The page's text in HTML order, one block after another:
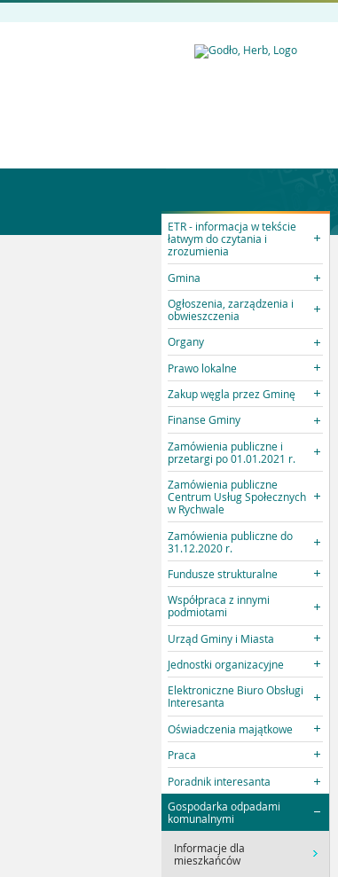
ETR - informacja w tekście
łatwym do czytania i
zrozumienia
Gmina
Ogłoszenia, zarządzenia i
obwieszczenia
Organy
Prawo lokalne
Zakup węgla przez Gminę
Finanse Gminy
Zamówienia publiczne i
przetargi po 01.01.2021 r.
Zamówienia publiczne
Centrum Usług Społecznych
w Rychwale
Zamówienia publiczne do
31.12.2020 r.
Fundusze strukturalne
Współpraca z innymi
podmiotami
Urząd Gminy i Miasta
Jednostki organizacyjne
Elektroniczne Biuro Obsługi
Interesanta
Oświadczenia majątkowe
Praca
Poradnik interesanta
Gospodarka odpadami
komunalnymi
Informacje dla
mieszkańców